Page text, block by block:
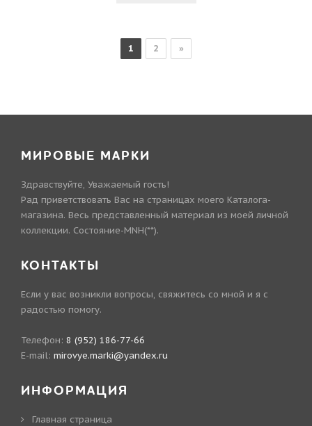
1 2 »
МИРОВЫЕ МАРКИ
Здравствуйте, Уважаемый гость!
Рад приветствовать Вас на страницах моего Каталога-
магазина. Весь представленный материал из моей личной
коллекции. Состояние-MNH(**).
КОНТАКТЫ
Если у вас возникли вопросы, свяжитесь со мной и я с
радостью помогу.
Телефон: 8 (952) 186-77-66
E-mail: mirovye.marki@yandex.ru
ИНФОРМАЦИЯ
Главная страница